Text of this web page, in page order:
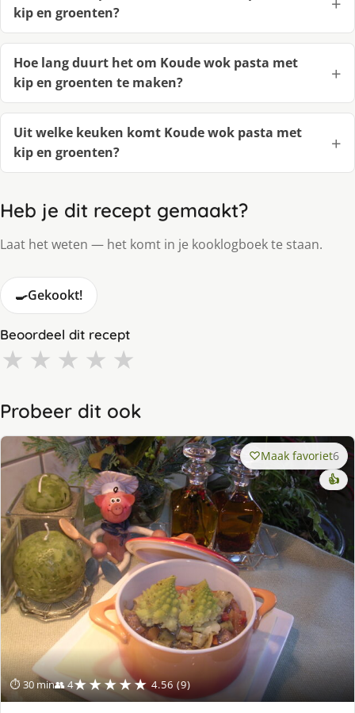
kip en groenten?
Hoe lang duurt het om Koude wok pasta met
kip en groenten te maken?
Uit welke keuken komt Koude wok pasta met
kip en groenten?
Heb je dit recept gemaakt?
Laat het weten — het komt in je kooklogboek te staan.
🍳Gekookt!
Beoordeel dit recept
★ ★ ★ ★ ★
Probeer dit ook
⏱ 30 min👥 4★★★★★ 4.56 (9)
Maak favoriet6
👍